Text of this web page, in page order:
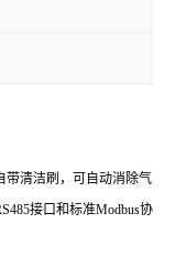
带清洁刷，可自动消除气
接口和标准Modbus协